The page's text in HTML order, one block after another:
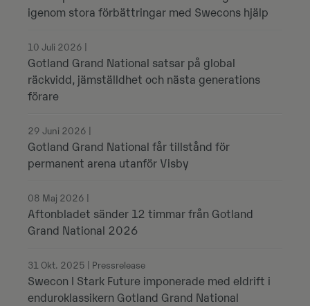
igenom stora förbättringar med Swecons hjälp
10 Juli 2026 |
Gotland Grand National satsar på global
räckvidd, jämställdhet och nästa generations
förare
29 Juni 2026 |
Gotland Grand National får tillstånd för
permanent arena utanför Visby
08 Maj 2026 |
Aftonbladet sänder 12 timmar från Gotland
Grand National 2026
31 Okt. 2025 | Pressrelease
Swecon I Stark Future imponerade med eldrift i
enduroklassikern Gotland Grand National